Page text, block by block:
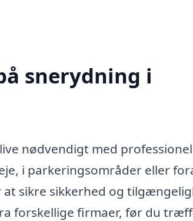
snerydning i
nødvendigt med professionel
i parkeringsområder eller
sikre sikkerhed og
forskellige firmaer, før du